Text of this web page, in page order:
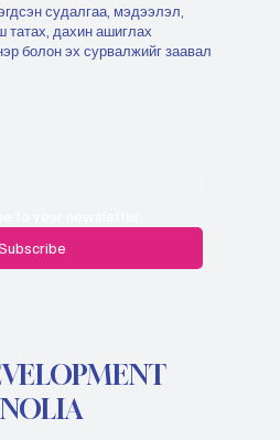
судалгаа, мэдээлэл,
татах, дахин ашиглах
болон эх сурвалжийг заавал